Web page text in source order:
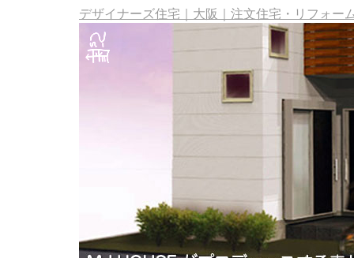
デザイナーズ住宅｜大阪｜注文住宅・リフォー